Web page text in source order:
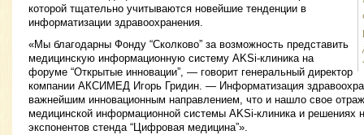
которой тщательно учитываются новейшие тенденции в
информатизации здравоохранения.
«Мы благодарны Фонду “Сколково” за возможность представить
медицинскую информационную систему AKSi-клиника на
форуме “Открытые инновации”, — говорит генеральный директор
компании АКСИМЕД Игорь Гридин. — Информатизация
важнейшим инновационным направлением, что и нашло свое
медицинской информационной системы AKSi-клиника и решениях
экспонентов стенда “Цифровая медицина”».